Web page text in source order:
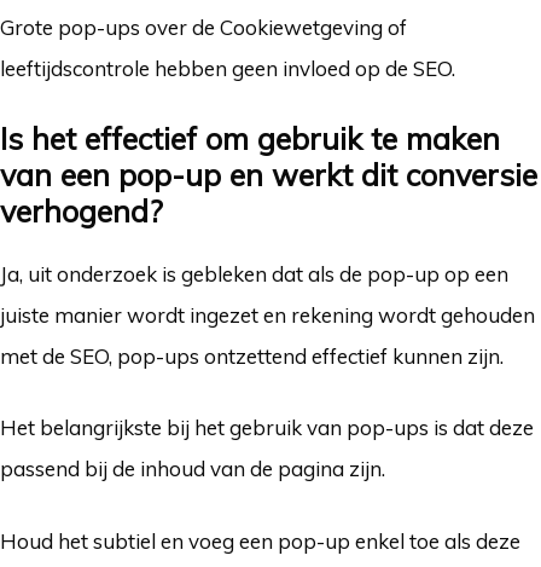
Grote pop-ups over de Cookiewetgeving of
leeftijdscontrole hebben geen invloed op de SEO.
Is het effectief om gebruik te maken
van een pop-up en werkt dit conversie
verhogend?
Ja, uit onderzoek is gebleken dat als de pop-up op een
juiste manier wordt ingezet en rekening wordt gehouden
met de SEO, pop-ups ontzettend effectief kunnen zijn.
Het belangrijkste bij het gebruik van pop-ups is dat deze
passend bij de inhoud van de pagina zijn.
Houd het subtiel en voeg een pop-up enkel toe als deze